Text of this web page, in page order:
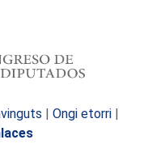
| Ongi etorri |